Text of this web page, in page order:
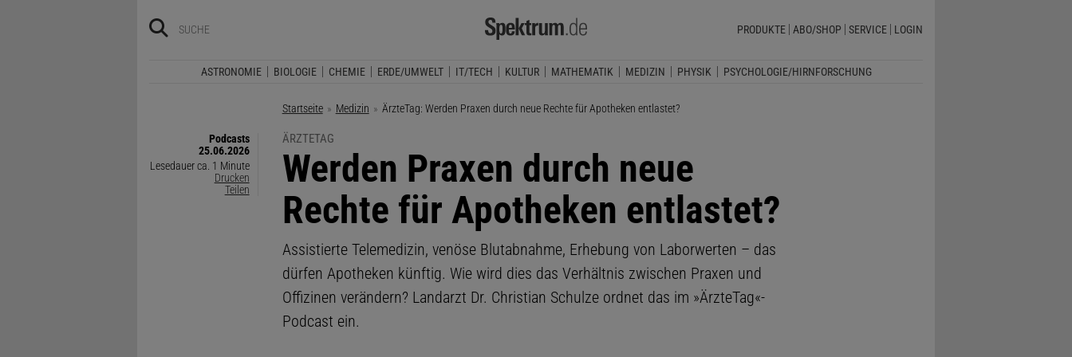
PRODUKTE ABO/SHOP SERVICE LOGIN
ASTRONOMIE BIOLOGIE CHEMIE ERDE/UMWELT IT/TECH KULTUR MATHEMATIK MEDIZIN PHYSIK PSYCHOLOGIE/HIRNFORSCHUNG
Startseite Medizin Aktuelle Seite:
ÄrzteTag: Werden Praxen durch neue Rechte für Apotheken entlastet?
Podcasts
25.06.2026
Lesedauer ca. 1 Minute
Drucken
Teilen
ÄRZTETAG
:
Werden Praxen durch neue
Rechte für Apotheken entlastet?
Assistierte Telemedizin, venöse Blutabnahme, Erhebung von Laborwerten – das
dürfen Apotheken künftig. Wie wird dies das Verhältnis zwischen Praxen und
Offizinen verändern? Landarzt Dr. Christian Schulze ordnet das im »ÄrzteTag«-
Podcast ein.